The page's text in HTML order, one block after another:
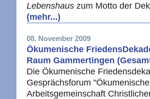
Lebenshaus zum Motto der
(mehr...)
08. November 2009
Ökumenische
Raum Gammertingen
Die Ökumenische
Gesprächsforum
Arbeitsgemeinschaft